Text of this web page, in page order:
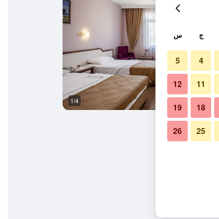
1/4
ج س
4
5
11
12
18
19
25
26